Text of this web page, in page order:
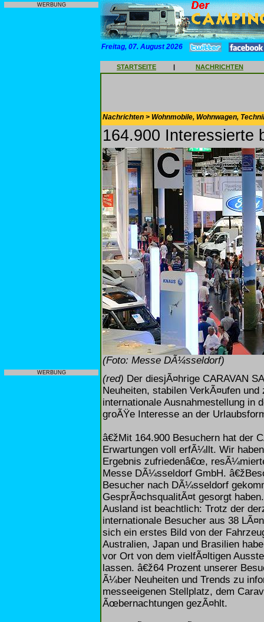
WERBUNG
WERBUNG
Freitag, 07. August 2026
STARTSEITE | NACHRICHTEN
Nachrichten > Wohnmobile, Wohnwagen,
164.900 Interessierte
(Foto: Messe DÃ¼sseldorf)
(red) Der diesjÃ¤hrige CARAVAN
Neuheiten, stabilen VerkÃ¤ufen
internationale Ausnahmestellung in
groÃŸe Interesse an der
â€žMit 164.900 Besuchern hat der
Erwartungen voll erfÃ¼llt. Wir
Ergebnis zufriedenâ€œ,
Messe DÃ¼sseldorf GmbH.
Besucher nach DÃ¼sseldorf
GesprÃ¤chsqualitÃ¤t gesorgt
Ausland ist beachtlich: Trotz der
internationale Besucher aus 38
sich ein erstes Bild von der
Australien, Japan und Brasilien
vor Ort von dem vielfÃ¤ltigen
lassen. â€ž64 Prozent unserer
Ã¼ber Neuheiten und Trends zu
messeeigenen Stellplatz, dem
Ãœbernachtungen gezÃ¤hlt.